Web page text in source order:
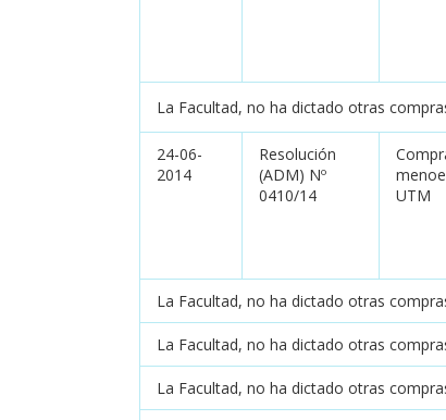
La Facultad, no ha dictado otras
24-06-
2014
Resolución
(ADM) Nº
0410/14
UTM
La Facultad, no ha dictado otras
La Facultad, no ha dictado otras
La Facultad, no ha dictado otras